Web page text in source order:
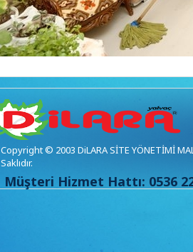
Copyright © 2003 DiLARA SİTE YÖNETİMİ
Saklıdır.
Müşteri Hizmet Hattı: 0536